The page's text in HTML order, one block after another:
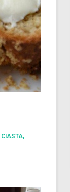
CIASTA,